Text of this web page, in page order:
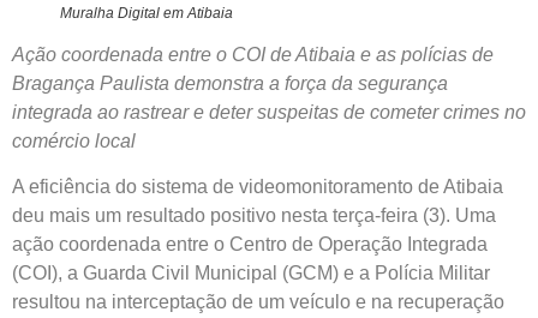
Muralha Digital em Atibaia
Ação coordenada entre o COI de Atibaia e as polícias de
Bragança Paulista demonstra a força da segurança
integrada ao rastrear e deter suspeitas de cometer crimes no
comércio local
A eficiência do sistema de videomonitoramento de Atibaia
deu mais um resultado positivo nesta terça-feira (3). Uma
ação coordenada entre o Centro de Operação Integrada
(COI), a Guarda Civil Municipal (GCM) e a Polícia Militar
resultou na interceptação de um veículo e na recuperação